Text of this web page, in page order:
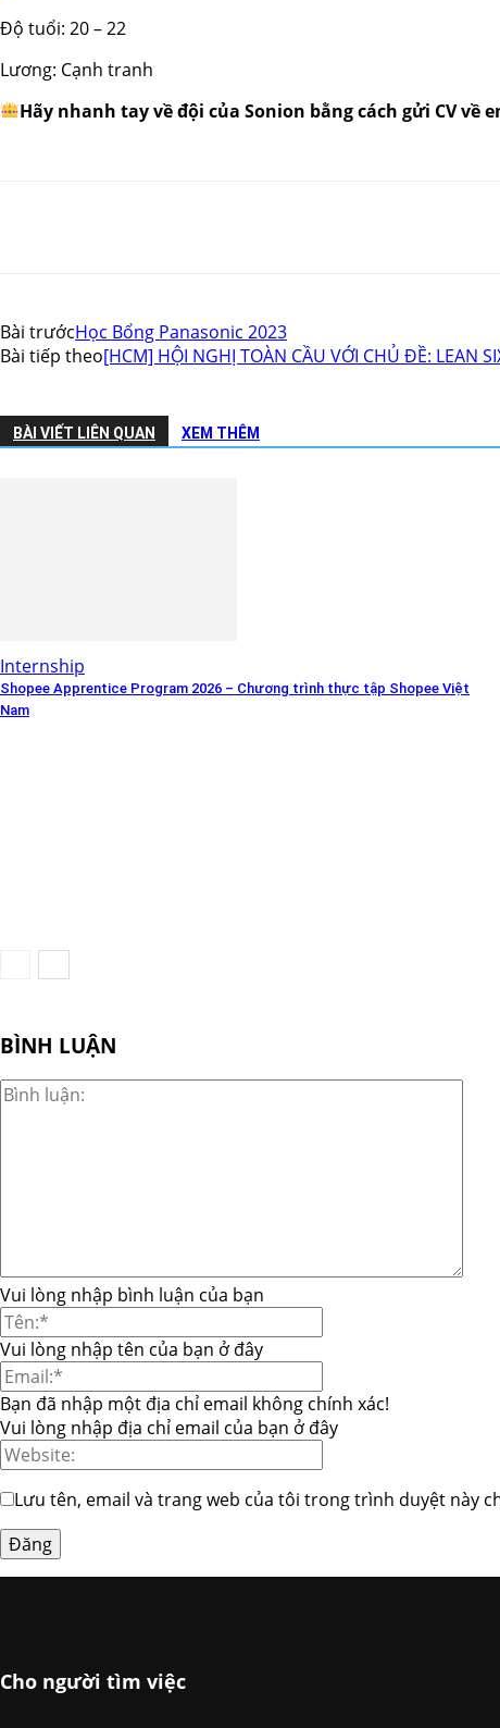
Độ tuổi: 20 – 22
Lương: Cạnh tranh
Hãy nhanh tay về đội của Sonion bằng cách gửi CV về
Bài trướcHọc Bổng Panasonic 2023
Bài tiếp theo[HCM] HỘI NGHỊ TOÀN CẦU VỚI CHỦ ĐỀ: LEAN
BÀI VIẾT LIÊN QUAN XEM THÊM
Internship
Shopee Apprentice Program 2026 – Chương trình thực tập Shopee Việt
Nam
BÌNH LUẬN
Vui lòng nhập bình luận của bạn
Vui lòng nhập tên của bạn ở đây
Bạn đã nhập một địa chỉ email không chính xác!
Vui lòng nhập địa chỉ email của bạn ở đây
Lưu tên, email và trang web của tôi trong trình duyệt này
Cho người tìm việc